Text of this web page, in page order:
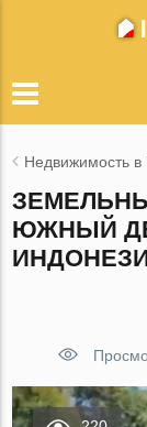
Недвижимость в
ЮЖНЫЙ